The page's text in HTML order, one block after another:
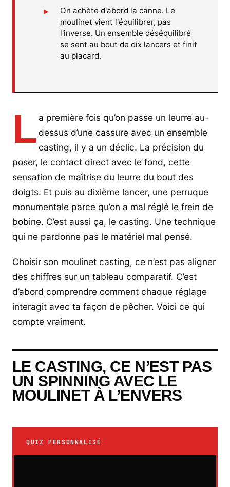
On achète d'abord la canne. Le
moulinet vient l'équilibrer, pas
l'inverse. Un ensemble déséquilibré
se sent au bout de dix lancers et finit
au placard.
L a première fois qu’on passe un leurre au-
dessus d’une cassure avec un ensemble
casting, il y a un déclic. La précision du
poser, le contact direct avec le fond, cette
sensation de maîtrise du leurre du bout des
doigts. Et puis au dixième lancer, une perruque
monumentale parce qu’on a mal réglé le frein de
bobine. C’est aussi ça, le casting. Une technique
qui ne pardonne pas le matériel mal pensé.
Choisir son moulinet casting, ce n’est pas aligner
des chiffres sur un tableau comparatif. C’est
d’abord comprendre comment chaque réglage
interagit avec ta façon de pêcher. Voici ce qui
compte vraiment.
LE CASTING, CE N’EST PAS
UN SPINNING AVEC LE
MOULINET À L’ENVERS
QUIZ PERSONNALISÉ